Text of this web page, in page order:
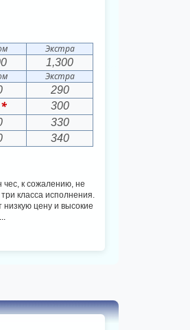
Экстра
1,300
Экстра
290
300
330
340
к сожалению, не
класса исполнения.
низкую цену и высокие